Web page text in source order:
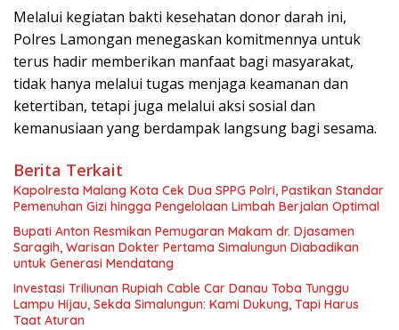
Melalui kegiatan bakti kesehatan donor darah ini,
Polres Lamongan menegaskan komitmennya untuk
terus hadir memberikan manfaat bagi masyarakat,
tidak hanya melalui tugas menjaga keamanan dan
ketertiban, tetapi juga melalui aksi sosial dan
kemanusiaan yang berdampak langsung bagi sesama.
Berita Terkait
Kapolresta Malang Kota Cek Dua SPPG Polri, Pastikan Standar
Pemenuhan Gizi hingga Pengelolaan Limbah Berjalan Optimal
Bupati Anton Resmikan Pemugaran Makam dr. Djasamen
Saragih, Warisan Dokter Pertama Simalungun Diabadikan
untuk Generasi Mendatang
Investasi Triliunan Rupiah Cable Car Danau Toba Tunggu
Lampu Hijau, Sekda Simalungun: Kami Dukung, Tapi Harus
Taat Aturan